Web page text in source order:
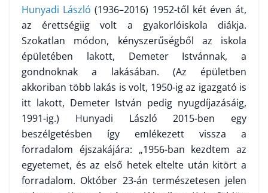
Hunyadi László (1936–2016) 1952-től két éven át,
az érettségiig volt a gyakorlóiskola diákja.
Szokatlan módon, kényszerűségből az iskola
épületében lakott, Demeter Istvánnak, a
gondnoknak a lakásában. (Az épületben
akkoriban több lakás is volt, 1950-ig az igazgató is
itt lakott, Demeter István pedig nyugdíjazásáig,
1991-ig.) Hunyadi László 2015-ben egy
beszélgetésben így emlékezett vissza a
forradalom éjszakájára: „1956-ban kezdtem az
egyetemet, és az első hetek eltelte után kitört a
forradalom. Október 23-án természetesen jelen